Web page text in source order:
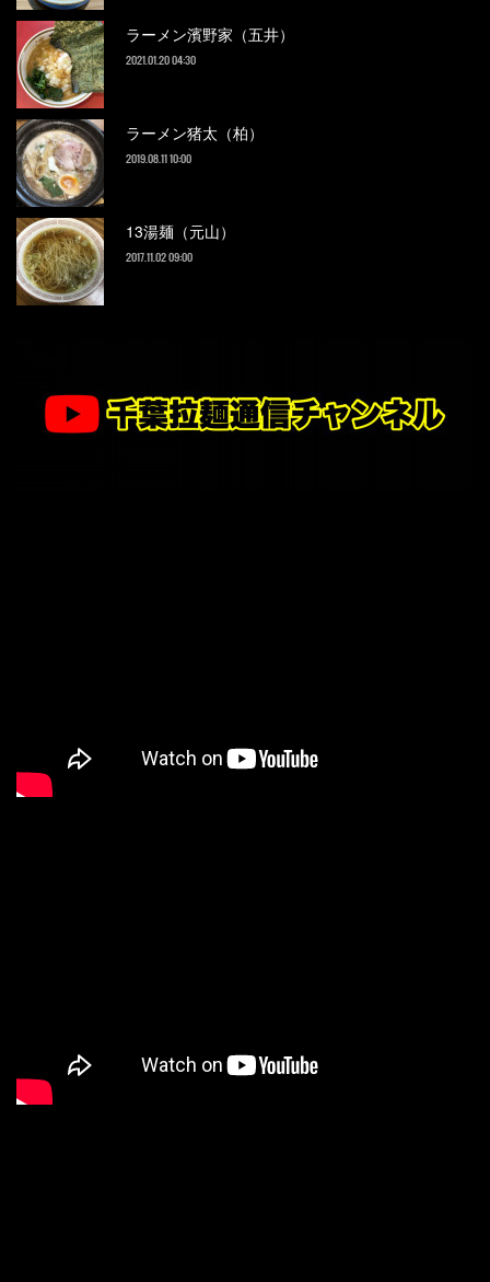
ラーメン濱野家（五井）
2021.01.20 04:30
ラーメン猪太（柏）
2019.08.11 10:00
13湯麺（元山）
2017.11.02 09:00